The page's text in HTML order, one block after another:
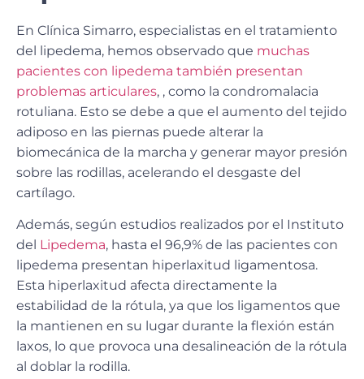
En Clínica Simarro, especialistas en el tratamiento
del lipedema, hemos observado que muchas
pacientes con lipedema también presentan
problemas articulares, , como la condromalacia
rotuliana. Esto se debe a que el aumento del tejido
adiposo en las piernas puede alterar la
biomecánica de la marcha y generar mayor presión
sobre las rodillas, acelerando el desgaste del
cartílago.
Además, según estudios realizados por el Instituto
del Lipedema, hasta el 96,9% de las pacientes con
lipedema presentan hiperlaxitud ligamentosa.
Esta hiperlaxitud afecta directamente la
estabilidad de la rótula, ya que los ligamentos que
la mantienen en su lugar durante la flexión están
laxos, lo que provoca una desalineación de la rótula
al doblar la rodilla.